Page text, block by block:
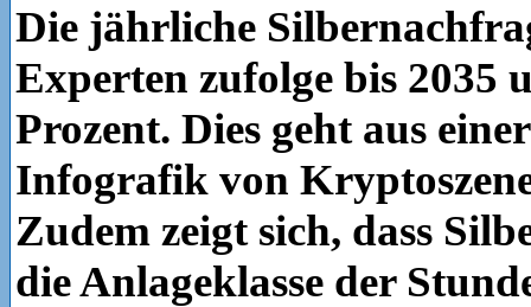
Die jährliche
Experten zufolge bis 2035
Prozent. Dies geht aus
Infografik von
Zudem zeigt sich, dass
die Anlageklasse der